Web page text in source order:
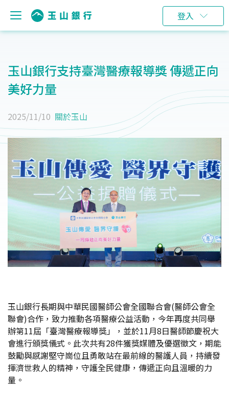
登入
玉山銀行支持臺灣醫療報導獎 傳遞正向
美好力量
2025/11/10 關於玉山
玉山銀行長期與中華民國醫師公會全國聯合會(醫師公會全
聯會)合作，致力推動各項醫療公益活動，今年再度共同舉
辦第11屆「臺灣醫療報導獎」，並於11月8日醫師節慶祝大
會進行頒獎儀式。此次共有28件獲獎媒體及優選徵文，期能
鼓勵與感謝堅守崗位且勇敢站在最前線的醫護人員，持續發
揮濟世救人的精神，守護全民健康，傳遞正向且溫暖的力
量。